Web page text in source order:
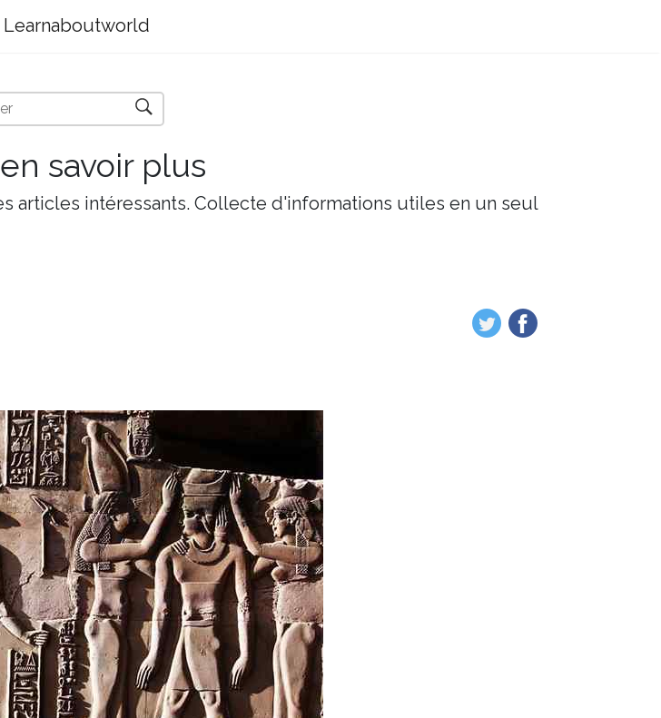
Learnaboutworld
savoir plus
articles intéressants. Collecte d'informations utiles en un seul